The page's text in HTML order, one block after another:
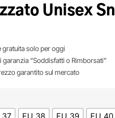
Unisex
gratuita solo per oggi
garanzia “Soddisfatti o Rimborsati”
garantito sul mercato
37 EU 38 EU 39 EU 40